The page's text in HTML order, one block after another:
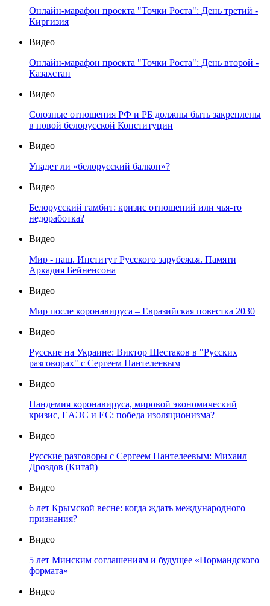
Онлайн-марафон проекта "Точки Роста": День третий -
Киргизия
Видео
Онлайн-марафон проекта "Точки Роста": День второй -
Казахстан
Видео
Союзные отношения РФ и РБ должны быть закреплены
в новой белорусской Конституции
Видео
Упадет ли «белорусский балкон»?
Видео
Белорусский гамбит: кризис отношений или чья-то
недоработка?
Видео
Мир - наш. Институт Русского зарубежья. Памяти
Аркадия Бейненсона
Видео
Мир после коронавируса – Евразийская повестка 2030
Видео
Русские на Украине: Виктор Шестаков в "Русских
разговорах" с Сергеем Пантелеевым
Видео
Пандемия коронавируса, мировой экономический
кризис, ЕАЭС и ЕС: победа изоляционизма?
Видео
Русские разговоры с Сергеем Пантелеевым: Михаил
Дроздов (Китай)
Видео
6 лет Крымской весне: когда ждать международного
признания?
Видео
5 лет Минским соглашениям и будущее «Нормандского
формата»
Видео